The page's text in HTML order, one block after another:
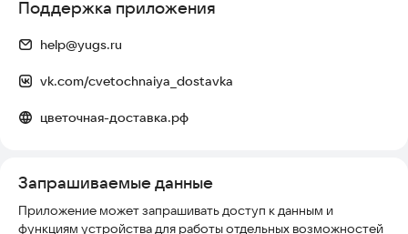
День рождения
8 Марта
Годовщина свадьбы
Романтический сюрприз
Просто так — поднять настроение
Как работает доставка цветов через наше приложение:
Поддержка приложения
help@yugs.ru
vk.com/cvetochnaiya_dostavka
цветочная-доставка.рф
Запрашиваемые данные
Приложение может запрашивать доступ к данным и
функциям устройства для работы отдельных возможностей